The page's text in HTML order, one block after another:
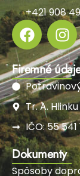
+421 908
Firemné
Tr. A.
IČO: 55 541
Dokumenty
Spôsoby